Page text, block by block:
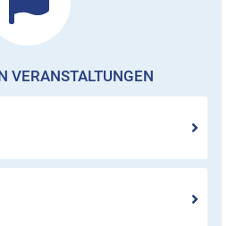
VERANSTALTUNGEN